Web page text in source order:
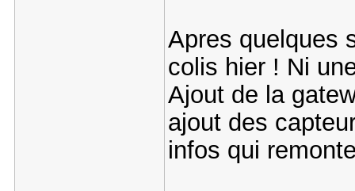
Apres quelques
colis hier ! Ni
Ajout de la
ajout des
infos qui